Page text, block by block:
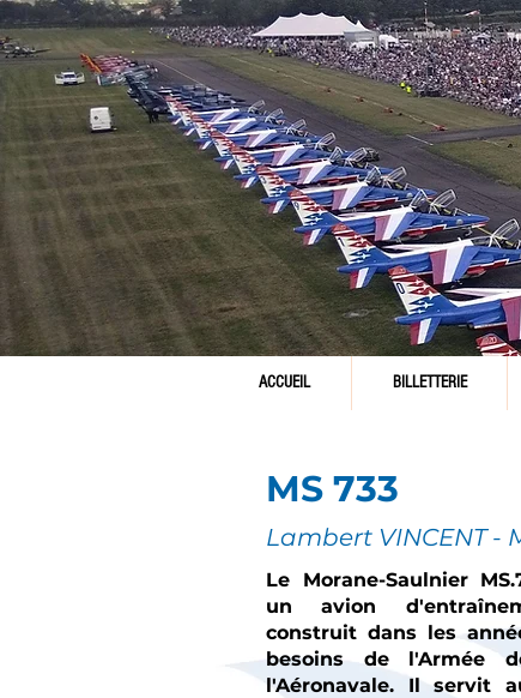
MS 733
Lambert VINCENT -
Le Morane-Saulnier
un avion
construit dans les
besoins de l'Armée
l'Aéronavale. Il servit
ACCUEIL BILLETTERIE